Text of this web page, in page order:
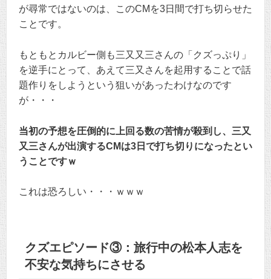
が尋常ではないのは、このCMを3日間で打ち切らせた
ことです。
もともとカルビー側も三又又三さんの「クズっぷり」
を逆手にとって、あえて三又さんを起用することで話
題作りをしようという狙いがあったわけなのです
が・・・
当初の予想を圧倒的に上回る数の苦情が殺到し、三又
又三さんが出演するCMは3日で打ち切りになったとい
うことですｗ
これは恐ろしい・・・ｗｗｗ
クズエピソード③：旅行中の松本人志を
不安な気持ちにさせる